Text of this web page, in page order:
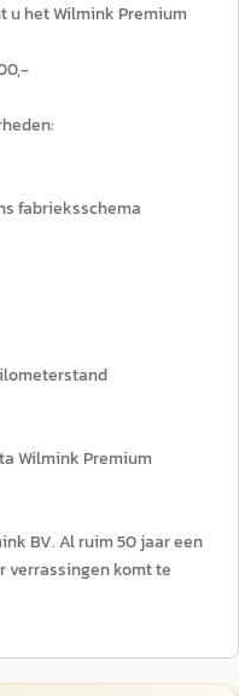
u het Wilmink Premium
fabrieksschema
Wilmink Premium
BV. Al ruim 50 jaar een
verrassingen komt te